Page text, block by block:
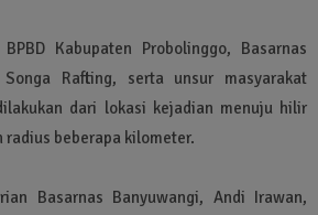
Kabupaten Probolinggo, Basarnas
Rafting, serta unsur masyarakat
dari lokasi kejadian menuju hilir
radius beberapa kilometer.
Basarnas Banyuwangi, Andi Irawan,